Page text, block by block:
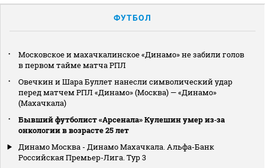
ФУТБОЛ
Московское и махачкалинское «Динамо» не забили голов
в первом тайме матча РПЛ
Овечкин и Шара Буллет нанесли символический удар
перед матчем РПЛ «Динамо» (Москва) — «Динамо»
(Махачкала)
Бывший футболист «Арсенала» Кулешин умер из‑за
онкологии в возрасте 25 лет
Динамо Москва - Динамо Махачкала. Альфа-Банк
Российская Премьер-Лига. Тур 3